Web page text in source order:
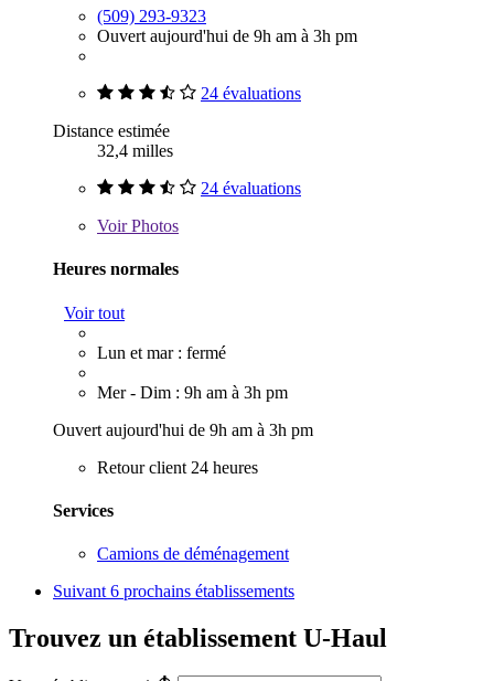
(509) 293-9323
Ouvert aujourd'hui de 9h am à 3h pm
24 évaluations
Distance estimée
32,4 milles
24 évaluations
VoirPhotos
Heures normales
Voir tout
Lun et mar : fermé
Mer - Dim : 9h am à 3h pm
Ouvert aujourd'hui de 9h am à 3h pm
Retour client 24 heures
Services
Camions de déménagement
Suivant 6 prochains établissements
Trouvez un établissement U-Haul